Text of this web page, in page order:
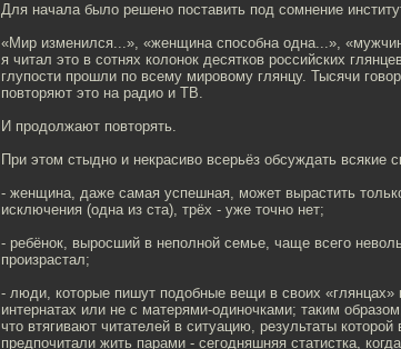
Для начала было решено поставить под сомнение
«Мир изменился...», «женщина способна одна...»,
я читал это в сотнях колонок десятков российских
глупости прошли по всему мировому глянцу. Тысячи
повторяют это на радио и ТВ.
И продолжают повторять.
При этом стыдно и некрасиво всерьёз обсуждать всякие
- женщина, даже самая успешная, может вырастить
исключения (одна из ста), трёх - уже точно нет;
- ребёнок, выросший в неполной семье, чаще всего
произрастал;
- люди, которые пишут подобные вещи в своих
интернатах или не с матерями-одиночками; таким
что втягивают читателей в ситуацию, результаты
предпочитали жить парами - сегодняшняя статистка,